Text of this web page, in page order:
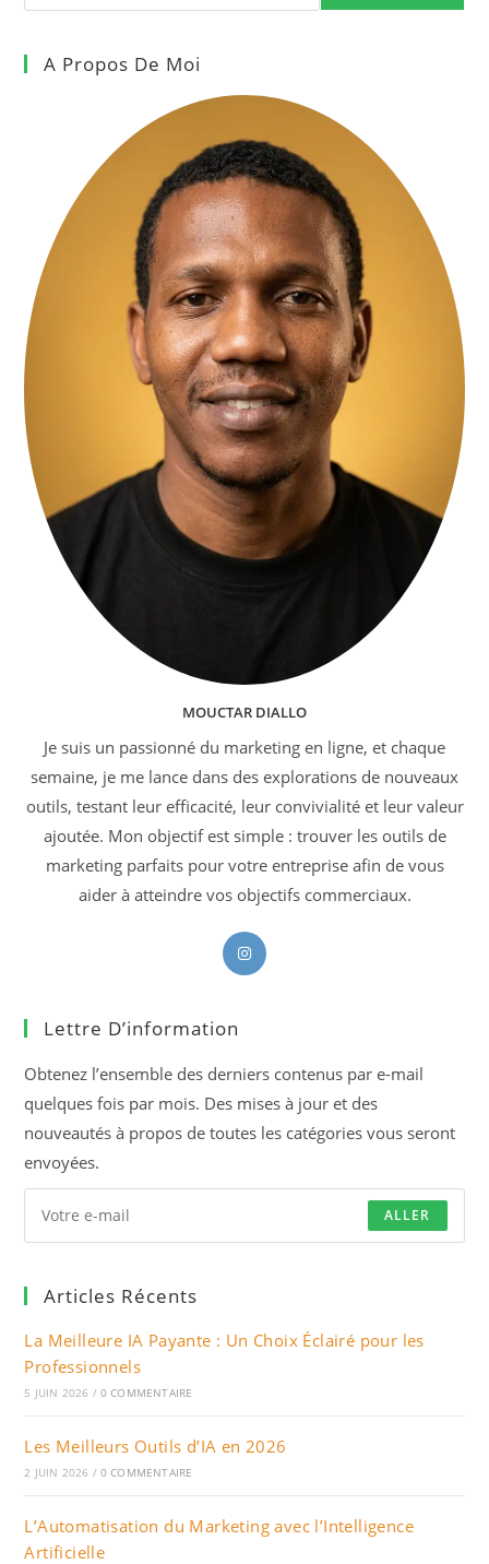
A Propos De Moi
MOUCTAR DIALLO
Je suis un passionné du marketing en ligne, et chaque
semaine, je me lance dans des explorations de nouveaux
outils, testant leur efficacité, leur convivialité et leur valeur
ajoutée. Mon objectif est simple : trouver les outils de
marketing parfaits pour votre entreprise afin de vous
aider à atteindre vos objectifs commerciaux.
S’ouvre
Lettre D’information
Obtenez l’ensemble des derniers contenus par e-mail
quelques fois par mois. Des mises à jour et des
nouveautés à propos de toutes les catégories vous seront
envoyées.
ALLER
Articles Récents
La Meilleure IA Payante : Un Choix Éclairé pour les
Professionnels
5 JUIN 2026 / 0 COMMENTAIRE
Les Meilleurs Outils d’IA en 2026
2 JUIN 2026 / 0 COMMENTAIRE
L’Automatisation du Marketing avec l’Intelligence
Artificielle